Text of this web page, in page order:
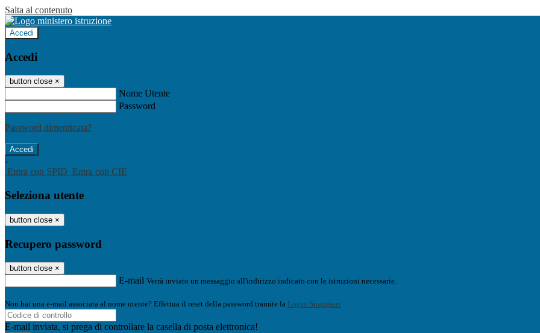
Salta al contenuto
Accedi
Accedi
button close ×
Nome Utente
Password
Password dimenticata?
-
Entra con SPID Entra con CIE
Seleziona utente
button close ×
Recupero password
button close ×
E-mail Verrà inviato un messaggio all'indirizzo indicato con le istruzioni necessarie.
Non hai una e-mail associata al nome utente? Effettua il reset della password tramite la Login Spaggiari
E-mail inviata, si prega di controllare la casella di posta elettronica!